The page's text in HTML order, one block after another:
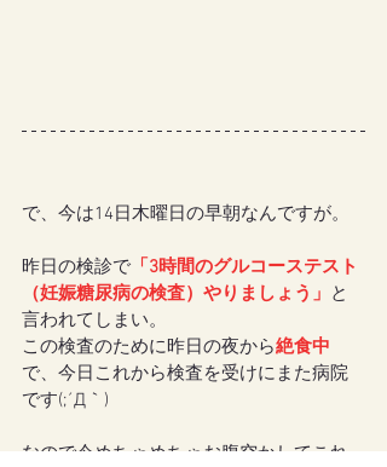
で、今は14日木曜日の早朝なんですが。
昨日の検診で 「3時間のグルコーステスト
（妊娠糖尿病の検査）やりましょう」 と
言われてしまい。
この検査のために昨日の夜から絶食中
で、今日これから検査を受けにまた病院
です(;´Д｀)
なので今めちゃめちゃお腹空かしてこれ